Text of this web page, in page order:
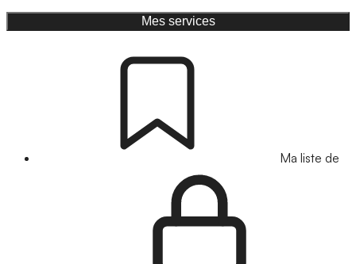
Mes services
Ma liste de